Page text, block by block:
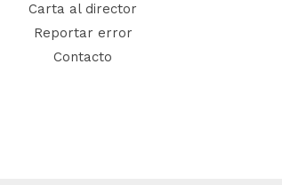
Carta al director
Reportar error
Contacto